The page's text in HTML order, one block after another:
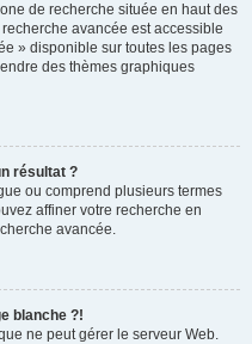
de recherche située en haut des
avancée est accessible
» disponible sur toutes les pages
des thèmes graphiques
résultat ?
ou comprend plusieurs termes
affiner votre recherche en
avancée.
blanche ?!
ne peut gérer le serveur Web.